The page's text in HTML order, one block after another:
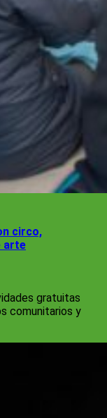
circo,
arte
gratuitas
comunitarios y